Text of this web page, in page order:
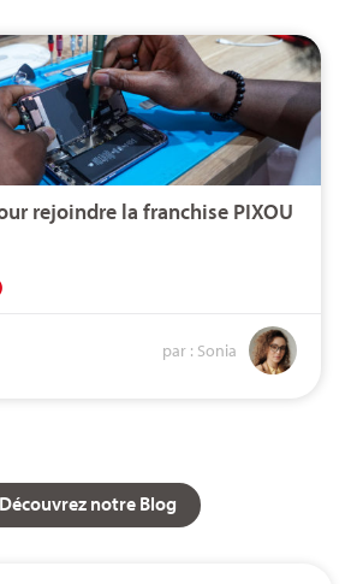
rejoindre la franchise PIXOU
par : Sonia
Découvrez notre Blog